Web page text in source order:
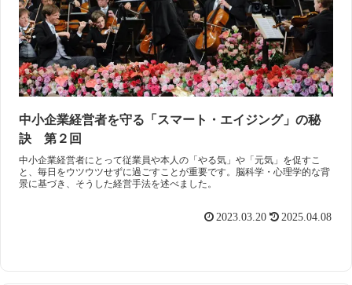
中小企業経営者を守る「スマート・エイジング」の秘
訣 第２回
中小企業経営者にとって従業員や本人の「やる気」や「元気」を促すこ
と、毎日をウツウツせずに過ごすことが重要です。脳科学・心理学的な背
景に基づき、そうした経営手法を述べました。
2023.03.20 2025.04.08